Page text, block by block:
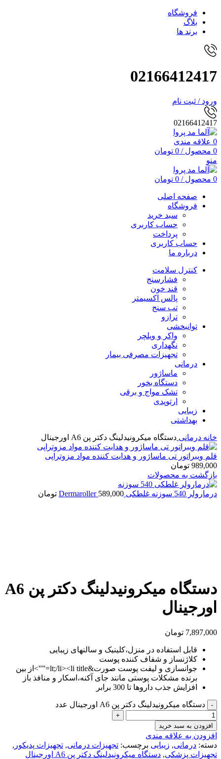
فروشگاه
بلاگ
برند ها
02166412417
ورود / ثبت نام
02166412417
0 علاقه مندی
0 محصول /
0 تومان
منو
0 محصول /
0 تومان
صفحه اصلی
فروشگاه
سبد خرید
حساب کاربری
پرداخت
حساب کاربری
درباره ما
کنترل سلامت
فشارسنج
قند خون
پالس اکسیمتر
تب سنج
ترازو
توانبخشی
واکر و ویلچر
نگهداری
تجهیزات مصرفی بیمار
درمانی
ماساژور
دستگاه بخور
تشک مواج و برقی
ارتوپدی
زیبایی
بهداشتی
خانه درمانی دستگاه میکرونیدلینگ دکتر پن A6 اورجینال
قلم ویبراتور تی ماساژور و هدایت کننده مواد مزوتراپی
989,000 تومان
بازگشت به محصولات
درمارولر 540 سوزنه غلطکی Dermaroller 589,000 تومان
دستگاه میکرونیدلینگ دکتر پن A6
اورجینال
7,897,000 تومان
قابل استفاده در منزل،کلینیک و سالنهای زیبایی
کلاژنساز و شفاف کننده پوست
جوانسازی و لیفت پوست صورت&lt;/li><li title=””>از بین
برنده مشکلات پوستی مانند جای آکنه،اسکار و منافذ باز
افزایش جذب داروها تا 300 برابر
دستگاه میکرونیدلینگ دکتر پن A6 اورجینال عدد
افزودن به سبد خرید
افزودن به علاقه مندی
دسته: درمانی, زیبایی برچسب: تجهیزات درمانی, تجهیزات پدیکور ,
تجهیزات پزشکی, دستگاه میکرونیدلینگ دکتر پن A6 اورجینال